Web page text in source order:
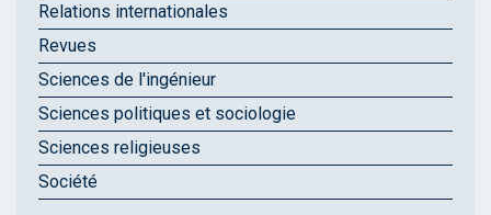
Relations internationales
Revues
Sciences de l'ingénieur
Sciences politiques et sociologie
Sciences religieuses
Société